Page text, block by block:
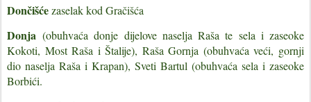
Dončišćezaselak kod Gračišća
Donja (obuhvaća donje dijelove naselja Raša te sela i zaseoke
Kokoti, Most Raša i Štalije), Raša Gornja (obuhvaća veći, gornji
dio naselja Raša i Krapan), Sveti Bartul (obuhvaća sela i zaseoke
Borbići.